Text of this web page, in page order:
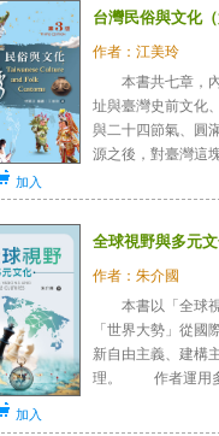
台灣民俗與文化
作者：江美玲
本書共七章，內
址與臺灣史前文化
與二十四節氣、圓
源之後，對臺灣這
加入
全球視野與多元
作者：朱介國
本書以「全球視
「世界大勢」從
新自由主義、建構
理。 作者運用多
加入